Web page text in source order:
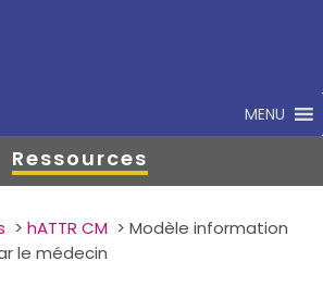
MENU
Ressources
> hATTR CM > Modèle information
le médecin